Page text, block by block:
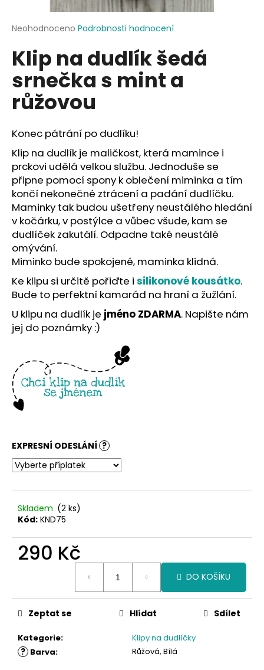
Průměrné
produktu
je
z
5
hvězdiček.
Neohodnoceno Podrobnosti hodnocení
Klip na dudlík šedá
srnečka s mint a
růžovou
Konec pátrání po dudlíku!
Klip na dudlík je maličkost, která mamince i
prckovi udělá velkou službu. Jednoduše se
připne pomocí spony k oblečení miminka a tím
končí nekonečné ztrácení a padání dudlíčku.
Maminky tak budou ušetřeny neustálého hledání
v kočárku, v postýlce a vůbec všude, kam se
dudlíček zakutálí. Odpadne také neustálé
omývání.
Miminko bude spokojené, maminka klidná.
Ke klipu si určitě pořiďte i silikonové kousátko.
Bude to perfektní kamarád na hraní a žužlání.
U klipu na dudlík je jméno ZDARMA. Napište nám
jej do poznámky :)
EXPRESNÍ ODESLÁNÍ ?
Skladem (2 ks)
Kód: KND75
290 Kč
DO KOŠÍKU
Kategorie: Klipy na dudlíčky
? Barva: Růžová, Bílá
Zeptat se Hlídat Sdílet
j
t
?
HLEDAT
D
o
p
o
r
u
č
u
j
m
e